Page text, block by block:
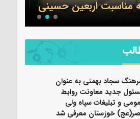
مناسبت اربعین حسینی
سجاد بهمئی به عنوان
جدید معاونت روابط
و تبلیغات سپاه ولی
خوزستان معرفی شد